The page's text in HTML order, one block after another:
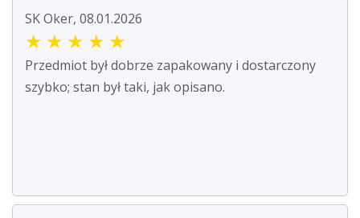
SK Oker, 08.01.2026
★ ★ ★ ★ ★
Przedmiot był dobrze zapakowany i dostarczony
szybko; stan był taki, jak opisano.